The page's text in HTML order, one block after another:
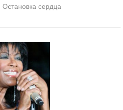
сердца